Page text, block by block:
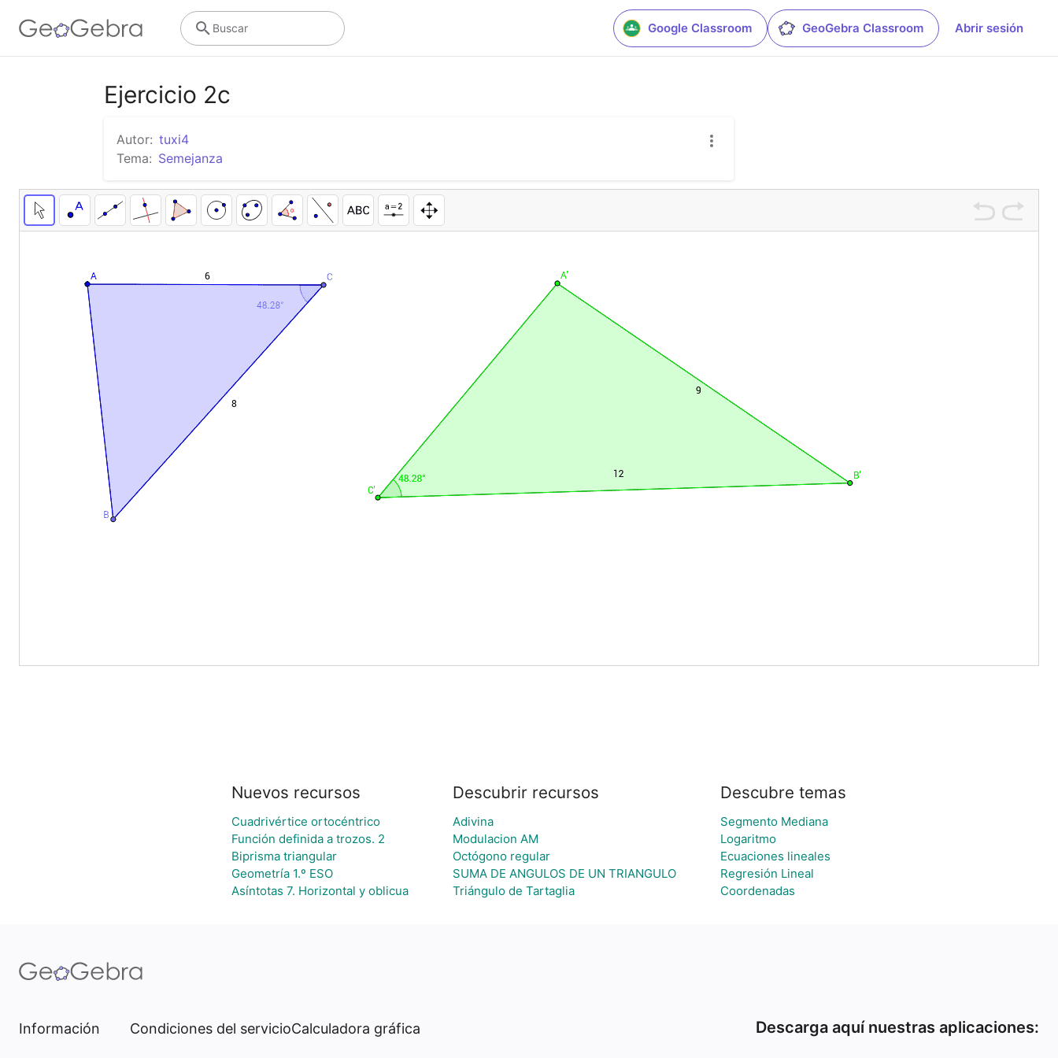
Google Classroom GeoGebra Classroom Abrir sesión
Buscar
Ejercicio 2c
Autor: tuxi4
Tema: Semejanza
Nuevos recursos
Cuadrivértice ortocéntrico
Función definida a trozos. 2
Biprisma triangular
Geometría 1.º ESO
Asíntotas 7. Horizontal y oblicua
Descubrir recursos
Adivina
Modulacion AM
Octógono regular
SUMA DE ANGULOS DE UN TRIANGULO
Triángulo de Tartaglia
Descubre temas
Segmento Mediana
Logaritmo
Ecuaciones lineales
Regresión Lineal
Coordenadas
Información Condiciones del servicioCalculadora gráfica Descarga aquí nuestras aplicaciones: